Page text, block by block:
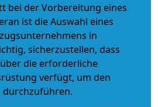
bei der Vorbereitung eines
ist die Auswahl eines
in
sicherzustellen, dass
die erforderliche
verfügt, um den